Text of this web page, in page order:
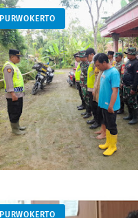
PURWOKERTO
PURWOKERTO